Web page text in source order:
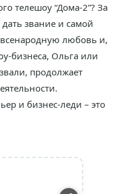
телешоу “Дома-2”? За
звание и самой
любовь и,
бизнеса, Ольга или
продолжает
и бизнес-леди – это